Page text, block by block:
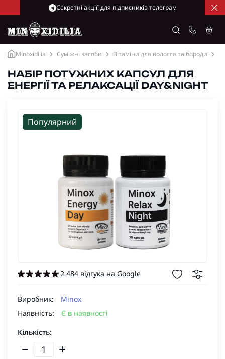
Cекретні акціїї для підписників телеграм
Minoxidilia Суміжні засоби Вітаміни для волосся та бороди
НАБІР ПОТУЖНИХ КАПСУЛ ДЛЯ
ЕНЕРГІЇ ТА РЕЛАКСАЦІЇ DAY&NIGHT
Популярний
2 484 відгука на Google
Виробник:
Minox
Наявність:
Є в наявності
Кількість: